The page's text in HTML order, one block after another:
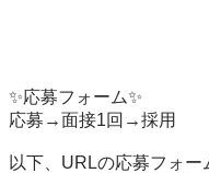
✨応募フォーム✨
応募→面接1回→採用
以下、URLの応募フォー